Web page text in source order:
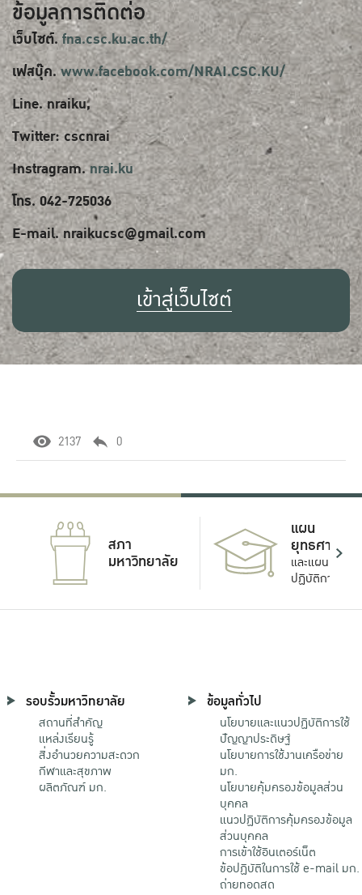
ข้อมูลการติดต่อ
เว็บไซต์.fna.csc.ku.ac.th/
เฟสบุ๊ค.www.facebook.com/NRAI.CSC.KU/
Line. nraiku,
Twitter: cscnrai
Instragram.nrai.ku
โทร. 042-725036
E-mail. nraikucsc@gmail.com
เข้าสู่เว็บไซต์
2137 0
สภา
มหาวิทยาลัย
แผน
ยุทธศาสตร์
และแผน
ปฏิบัติการ
รอบรั้วมหาวิทยาลัย
สถานที่สำคัญ
แหล่งเรียนรู้
สิ่งอำนวยความสะดวก
กีฬาและสุขภาพ
ผลิตภัณฑ์ มก.
ข้อมูลทั่วไป
นโยบายและแนวปฏิบัติการใช้
ปัญญาประดิษฐ์
นโยบายการใช้งานเครือข่าย
มก.
นโยบายคุ้มครองข้อมูลส่วน
บุคคล
แนวปฏิบัติการคุ้มครองข้อมูล
ส่วนบุคคล
การเข้าใช้อินเตอร์เน็ต
ข้อปฏิบัติในการใช้ e-mail มก.
ถ่ายทอดสด